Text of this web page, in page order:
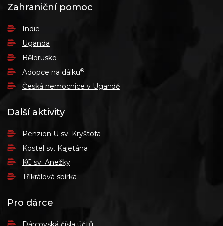
Zahraniční pomoc
Indie
Uganda
Bělorusko
Adopce na dálku®
Česká nemocnice v Ugandě
Další aktivity
Penzion U sv. Kryštofa
Kostel sv. Kajetána
KC sv. Anežky
Tříkrálová sbírka
Pro dárce
Dárcovská čísla účtů